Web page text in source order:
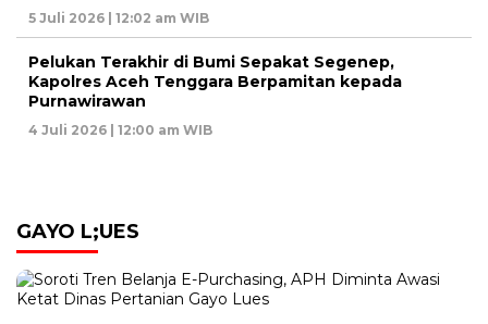
5 Juli 2026 | 12:02 am WIB
Pelukan Terakhir di Bumi Sepakat Segenep,
Kapolres Aceh Tenggara Berpamitan kepada
Purnawirawan
4 Juli 2026 | 12:00 am WIB
GAYO L;UES